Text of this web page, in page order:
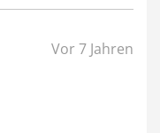
Vor 7 Jahren